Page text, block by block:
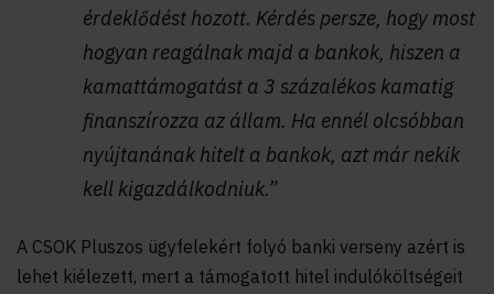
érdeklődést hozott. Kérdés persze, hogy most
hogyan reagálnak majd a bankok, hiszen a
kamattámogatást a 3 százalékos kamatig
finanszírozza az állam. Ha ennél olcsóbban
nyújtanának hitelt a bankok, azt már nekik
kell kigazdálkodniuk.”
A CSOK Pluszos ügyfelekért folyó banki verseny azért is
lehet kiélezett, mert a támogatott hitel indulóköltségeit